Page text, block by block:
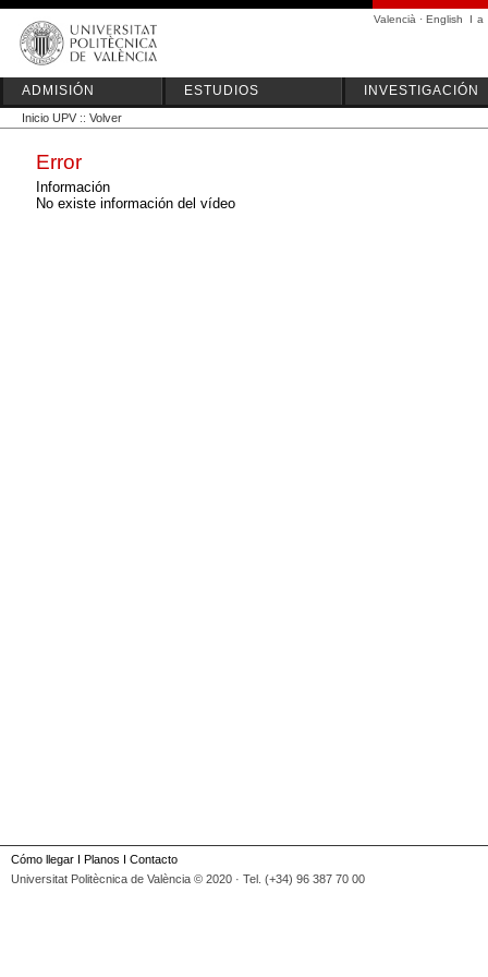
Valencià · English I a
ADMISIÓN ESTUDIOS INVESTIGACIÓN
Inicio UPV :: Volver
Error
Información
No existe información del vídeo
Cómo llegar I Planos I Contacto
Universitat Politècnica de València © 2020 · Tel. (+34) 96 387 70 00